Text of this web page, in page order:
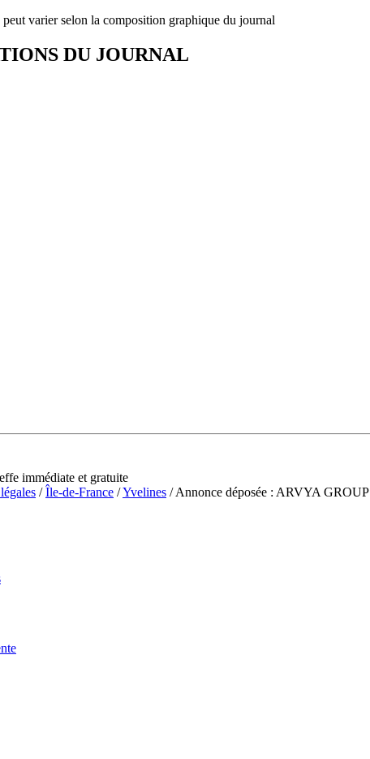
varier selon la composition graphique du journal
DU JOURNAL
immédiate et gratuite
/Île-de-France /Yvelines / Annonce déposée : ARVYA GROUP